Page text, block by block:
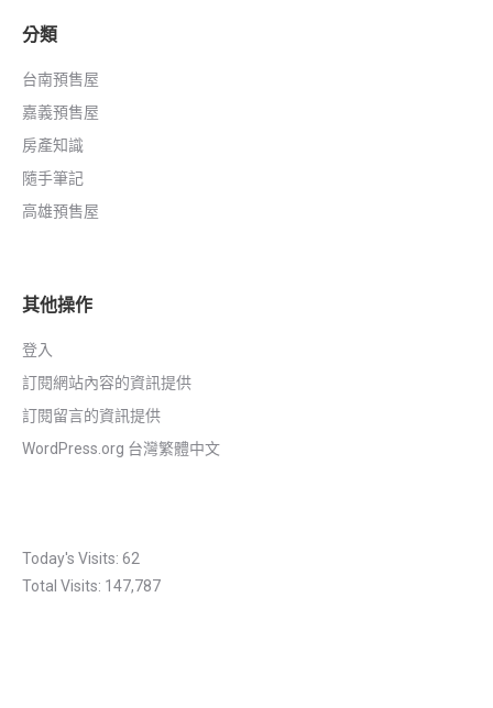
分類
台南預售屋
嘉義預售屋
房產知識
隨手筆記
高雄預售屋
其他操作
登入
訂閱網站內容的資訊提供
訂閱留言的資訊提供
WordPress.org 台灣繁體中文
Today's Visits: 62
Total Visits: 147,787